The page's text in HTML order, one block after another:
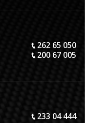
262 65 050
200 67 005
233 04 444